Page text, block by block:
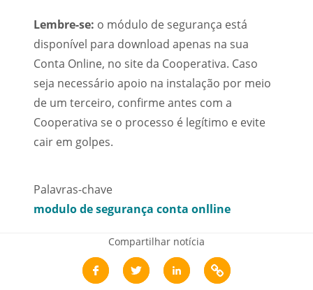
Lembre-se: o módulo de segurança está
disponível para download apenas na sua
Conta Online, no site da Cooperativa. Caso
seja necessário apoio na instalação por meio
de um terceiro, confirme antes com a
Cooperativa se o processo é legítimo e evite
cair em golpes.
Palavras-chave
modulo de segurança conta onlline
Compartilhar notícia